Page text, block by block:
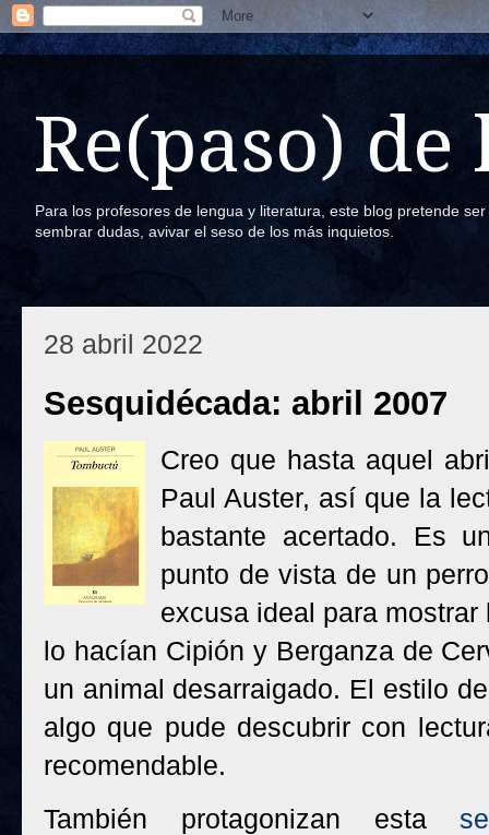
Re(paso) de
Para los profesores de lengua y literatura, este blog pretende
sembrar dudas, avivar el seso de los más inquietos.
28 abril 2022
Sesquidécada: abril 2007
Creo que hasta aquel
Paul Auster, así que la
bastante acertado. Es
punto de vista de un
excusa ideal para
lo hacían Cipión y Berganza de
un animal desarraigado. El estilo
algo que pude descubrir con
recomendable.
También protagonizan esta